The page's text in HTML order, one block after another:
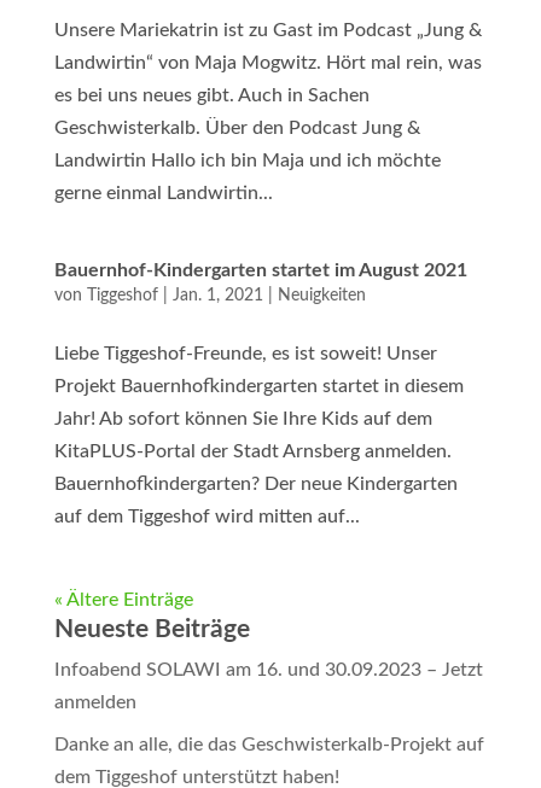
Unsere Mariekatrin ist zu Gast im Podcast „Jung &
Landwirtin“ von Maja Mogwitz. Hört mal rein, was
es bei uns neues gibt. Auch in Sachen
Geschwisterkalb. Über den Podcast Jung &
Landwirtin Hallo ich bin Maja und ich möchte
gerne einmal Landwirtin...
Bauernhof-Kindergarten startet im August 2021
von Tiggeshof| Jan. 1, 2021 Neuigkeiten
Liebe Tiggeshof-Freunde, es ist soweit! Unser
Projekt Bauernhofkindergarten startet in diesem
Jahr! Ab sofort können Sie Ihre Kids auf dem
KitaPLUS-Portal der Stadt Arnsberg anmelden.
Bauernhofkindergarten? Der neue Kindergarten
auf dem Tiggeshof wird mitten auf...
« Ältere Einträge
Neueste Beiträge
Infoabend SOLAWI am 16. und 30.09.2023 – Jetzt
anmelden
Danke an alle, die das Geschwisterkalb-Projekt auf
dem Tiggeshof unterstützt haben!